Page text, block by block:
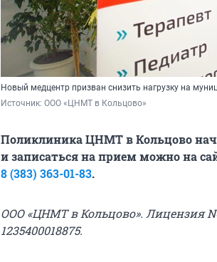
Новый медцентр призван снизить нагрузку на
Источник: ООО «ЦНМТ в Кольцово»
Поликлиника ЦНМТ в Кольцово
и записаться на прием можно на
8 (383) 363-01-83.
ООО «ЦНМТ в Кольцово». Лицензия №
1235400018875.